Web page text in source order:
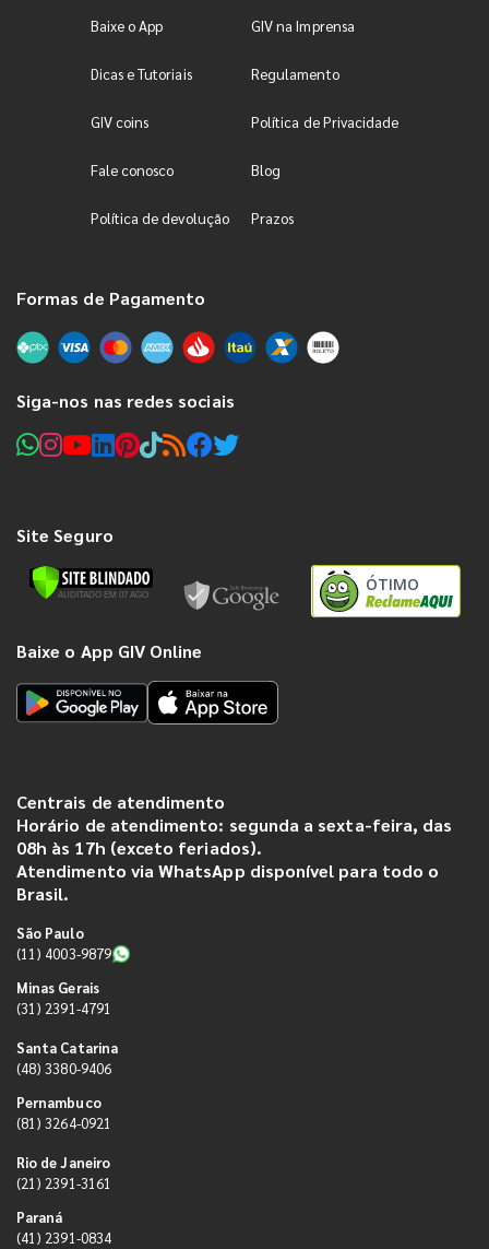
Baixe o App GIV na Imprensa
Dicas e Tutoriais Regulamento
GIV coins Política de Privacidade
Fale conosco Blog
Política de devolução Prazos
Formas de Pagamento
Siga-nos nas redes sociais
Site Seguro
ÓTIMO
Baixe o App GIV Online
Centrais de atendimento
Horário de atendimento: segunda a sexta-feira, das
08h às 17h (exceto feriados).
Atendimento via WhatsApp disponível para todo o
Brasil.
São Paulo
(11) 4003-9879
Minas Gerais
(31) 2391-4791
Santa Catarina
(48) 3380-9406
Pernambuco
(81) 3264-0921
Rio de Janeiro
(21) 2391-3161
Paraná
(41) 2391-0834